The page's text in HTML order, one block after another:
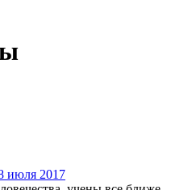
июля 2017